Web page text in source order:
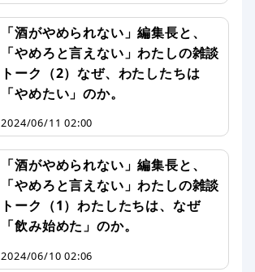
「酒がやめられない」編集長と、
「やめろと言えない」わたしの雑談
トーク（2）なぜ、わたしたちは
「やめたい」のか。
2024/06/11 02:00
「酒がやめられない」編集長と、
「やめろと言えない」わたしの雑談
トーク（1）わたしたちは、なぜ
「飲み始めた」のか。
2024/06/10 02:06